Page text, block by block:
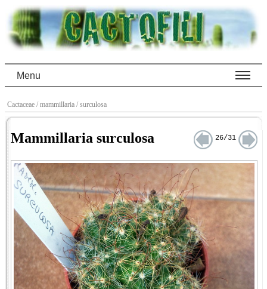
Menu
Cactaceae / mammillaria / surculosa
Mammillaria surculosa 26/31